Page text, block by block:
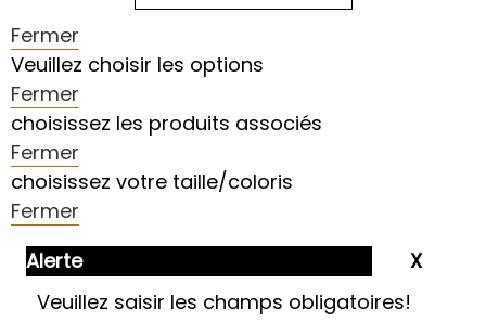
Fermer
Veuillez choisir les options
Fermer
choisissez les produits associés
Fermer
choisissez votre taille/coloris
Fermer
Alerte
Veuillez saisir les champs obligatoires!